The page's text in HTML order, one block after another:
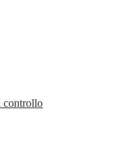
controllo